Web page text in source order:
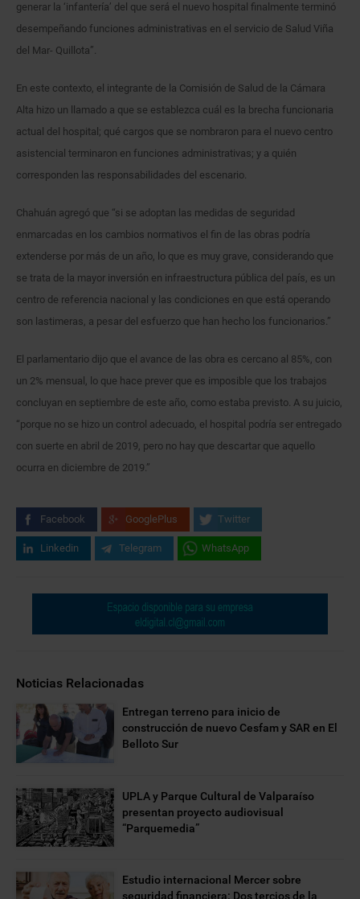
generar la ‘infantería’ del que será el nuevo hospital finalmente terminó
desempeñando funciones administrativas en el servicio de Salud Viña
del Mar- Quillota”.
En este contexto, el integrante de la Comisión de Salud de la Cámara
Alta hizo un llamado a que se establezca cuál es la brecha funcionaria
actual del hospital; qué cargos que se nombraron para el nuevo centro
asistencial terminaron en funciones administrativas; y a quién
corresponden las responsabilidades del escenario.
Chahuán agregó que “si se adoptan las medidas de seguridad
enmarcadas en los cambios normativos el fin de las obras podría
extenderse por más de un año, lo que es muy grave, considerando que
se trata de la mayor inversión en infraestructura pública del país, es un
centro de referencia nacional y las condiciones en que está operando
son lastimeras, a pesar del esfuerzo que han hecho los funcionarios.”
El parlamentario dijo que el avance de las obra es cercano al 85%, con
un 2% mensual, lo que hace prever que es imposible que los trabajos
concluyan en septiembre de este año, como estaba previsto. A su juicio,
“porque no se hizo un control adecuado, el hospital podría ser entregado
con suerte en abril de 2019, pero no hay que descartar que aquello
ocurra en diciembre de 2019.”
Facebook GooglePlus Twitter
Linkedin Telegram WhatsApp
Noticias Relacionadas
Entregan terreno para inicio de
construcción de nuevo Cesfam y SAR en El
Belloto Sur
UPLA y Parque Cultural de Valparaíso
presentan proyecto audiovisual
“Parquemedia”
Estudio internacional Mercer sobre
seguridad financiera: Dos tercios de la